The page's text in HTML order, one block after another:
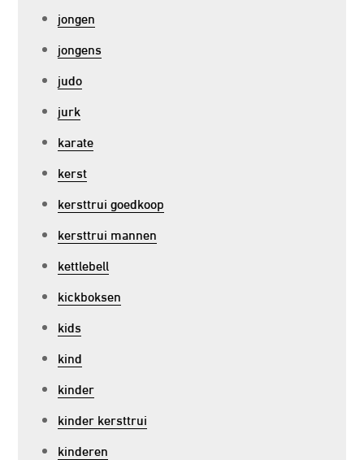
jongen
jongens
judo
jurk
karate
kerst
kersttrui goedkoop
kersttrui mannen
kettlebell
kickboksen
kids
kind
kinder
kinder kersttrui
kinderen